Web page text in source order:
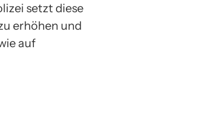
setzt diese
erhöhen und
auf